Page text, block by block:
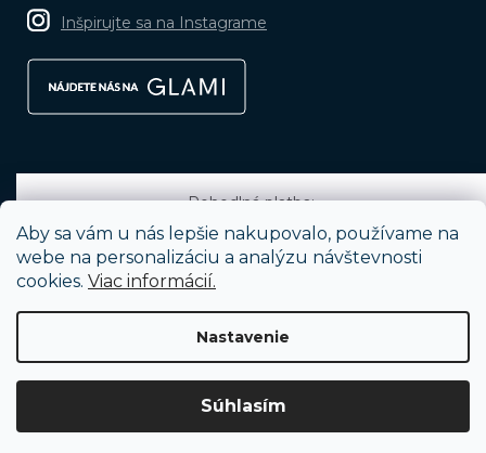
Aby sa vám u nás lepšie nakupovalo, používame na
webe na personalizáciu a analýzu návštevnosti
cookies. Viac informácií.
Nastavenie
Súhlasím
Inšpirujte sa na Instagrame
Pohodlná platba:
Vytvoril Shoptet